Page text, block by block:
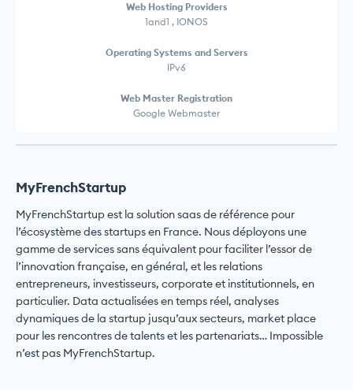
Web Hosting Providers
1and1 , IONOS
Operating Systems and Servers
IPv6
Web Master Registration
Google Webmaster
MyFrenchStartup
MyFrenchStartup est la solution saas de référence pour
l’écosystème des startups en France. Nous déployons une
gamme de services sans équivalent pour faciliter l’essor de
l’innovation française, en général, et les relations
entrepreneurs, investisseurs, corporate et institutionnels, en
particulier. Data actualisées en temps réel, analyses
dynamiques de la startup jusqu’aux secteurs, market place
pour les rencontres de talents et les partenariats… Impossible
n’est pas MyFrenchStartup.